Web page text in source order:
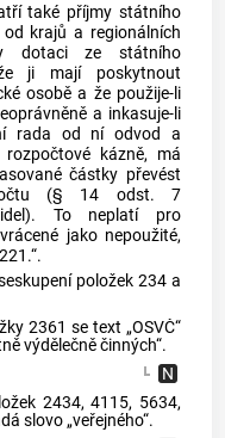
také příjmy státního
krajů a regionálních
dotaci ze státního
ji mají poskytnout
osobě a že použije-li
a inkasuje-li
rada od ní odvod a
kázně, má
částky převést
(§ 14 odst. 7
To neplatí pro
jako nepoužité,
položek 234 a
2361 se text „OSVČ“
výdělečně činných“.
2434, 4115, 5634,
slovo „veřejného“.